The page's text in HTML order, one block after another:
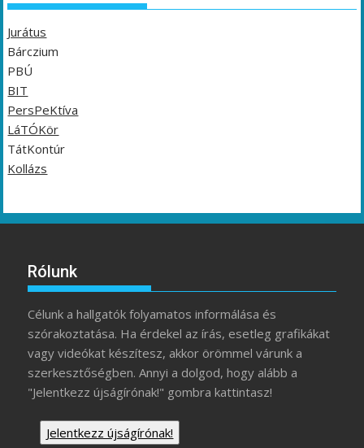
Jurátus
Bárczium
PBÚ
BIT
PersPeKtíva
LáTÓKör
TátKontúr
Kollázs
Rólunk
Célunk a hallgatók folyamatos informálása és
szórakoztatása. Ha érdekel az írás, esetleg grafikákat
vagy videókat készítesz, akkor örömmel várunk a
szerkesztőségben. Annyi a dolgod, hogy alább a
"Jelentkezz újságírónak!" gombra kattintasz!
Jelentkezz újságírónak!